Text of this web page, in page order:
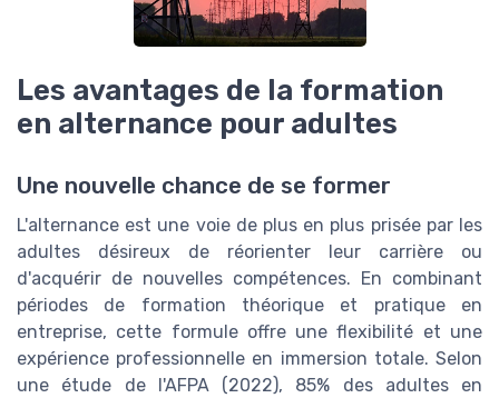
Les avantages de la formation
en alternance pour adultes
Une nouvelle chance de se former
L'alternance est une voie de plus en plus prisée par les
adultes désireux de réorienter leur carrière ou
d'acquérir de nouvelles compétences. En combinant
périodes de formation théorique et pratique en
entreprise, cette formule offre une flexibilité et une
expérience professionnelle en immersion totale. Selon
une étude de l'AFPA (2022), 85% des adultes en